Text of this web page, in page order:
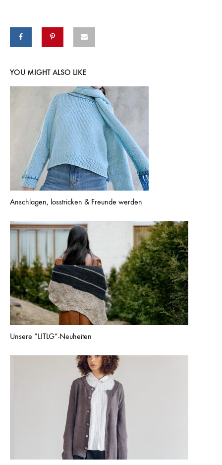
YOU MIGHT ALSO LIKE
Anschlagen, losstricken & Freunde werden
Unsere “LITLG”-Neuheiten